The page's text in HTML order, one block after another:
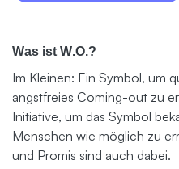
Was ist W.O.?
Im Kleinen: Ein Symbol, um
angstfreies Coming-out zu
Initiative, um das Symbol
Menschen wie möglich zu
und Promis sind auch dabei.